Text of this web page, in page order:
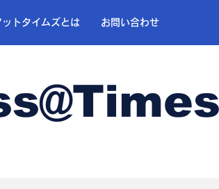
トタイムズとは お問い合わせ